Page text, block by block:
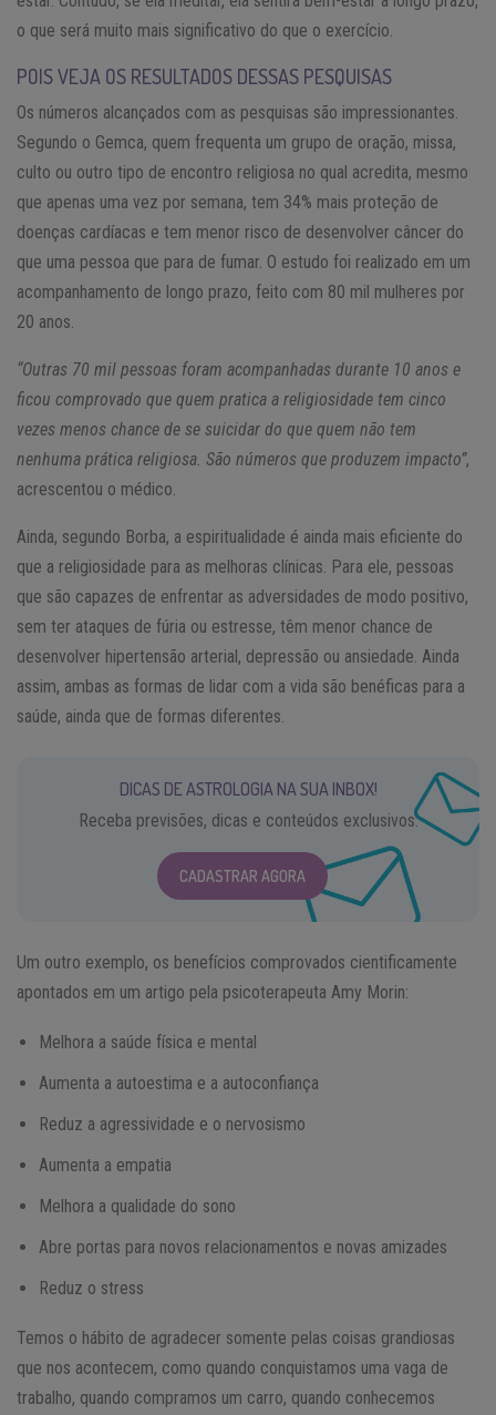
o que será muito mais significativo do que o exercício.
POIS VEJA OS RESULTADOS DESSAS PESQUISAS
Os números alcançados com as pesquisas são impressionantes.
Segundo o Gemca, quem frequenta um grupo de oração, missa,
culto ou outro tipo de encontro religiosa no qual acredita, mesmo
que apenas uma vez por semana, tem 34% mais proteção de
doenças cardíacas e tem menor risco de desenvolver câncer do
que uma pessoa que para de fumar. O estudo foi realizado em um
acompanhamento de longo prazo, feito com 80 mil mulheres por
20 anos.
“Outras 70 mil pessoas foram acompanhadas durante 10 anos e
ficou comprovado que quem pratica a religiosidade tem cinco
vezes menos chance de se suicidar do que quem não tem
nenhuma prática religiosa. São números que produzem impacto”,
acrescentou o médico.
Ainda, segundo Borba, a espiritualidade é ainda mais eficiente do
que a religiosidade para as melhoras clínicas. Para ele, pessoas
que são capazes de enfrentar as adversidades de modo positivo,
sem ter ataques de fúria ou estresse, têm menor chance de
desenvolver hipertensão arterial, depressão ou ansiedade. Ainda
assim, ambas as formas de lidar com a vida são benéficas para a
saúde, ainda que de formas diferentes.
DICAS DE ASTROLOGIA NA SUA INBOX!
Receba previsões, dicas e conteúdos exclusivos.
CADASTRAR AGORA
Um outro exemplo, os benefícios comprovados cientificamente
apontados em um artigo pela psicoterapeuta Amy Morin:
Melhora a saúde física e mental
Aumenta a autoestima e a autoconfiança
Reduz a agressividade e o nervosismo
Aumenta a empatia
Melhora a qualidade do sono
Abre portas para novos relacionamentos e novas amizades
Reduz o stress
Temos o hábito de agradecer somente pelas coisas grandiosas
que nos acontecem, como quando conquistamos uma vaga de
trabalho, quando compramos um carro, quando conhecemos